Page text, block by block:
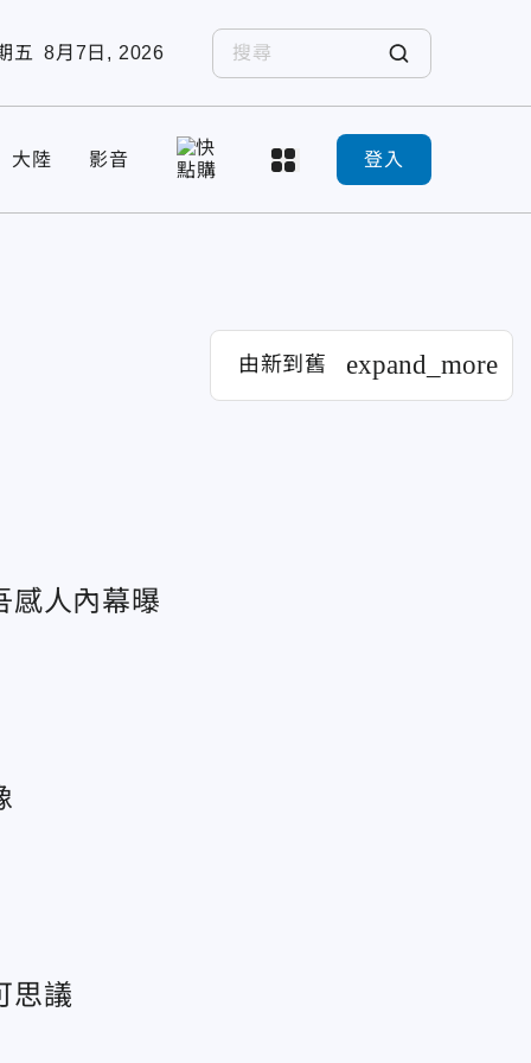
五 8月7日, 2026
大陸 影音 登入
由新到舊 expand_more
感人內幕曝
思議